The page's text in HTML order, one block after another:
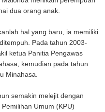
dua orang anak.
hal yang baru, ia memiliki
Pada tahun 2003-
ketua Panitia Pengawas
kemudian pada tahun
Minahasa.
semakin melejit dengan
Umum (KPU)